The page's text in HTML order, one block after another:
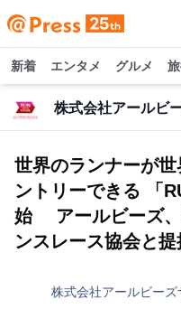
新着 エンタメ グルメ
株式会社アールビ
世界のランナーが
ントリーできる 「
始 アールビーズ、
ンスレース協会と提
株式会社アールビーズ